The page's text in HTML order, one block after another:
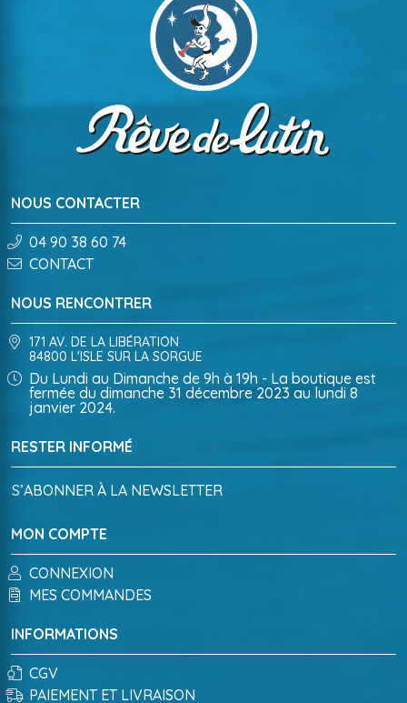
NOUS CONTACTER
04 90 38 60 74
CONTACT
RESTER INFORMÉ
S’ABONNER À LA NEWSLETTER
MON COMPTE
CONNEXION
MES COMMANDES
NOUS RENCONTRER
171 AV. DE LA LIBÉRATION
84800 L'ISLE SUR LA SORGUE
Du Lundi au Dimanche de 9h à 19h - La boutique est
fermée du dimanche 31 décembre 2023 au lundi 8
janvier 2024.
INFORMATIONS
CGV
PAIEMENT ET LIVRAISON